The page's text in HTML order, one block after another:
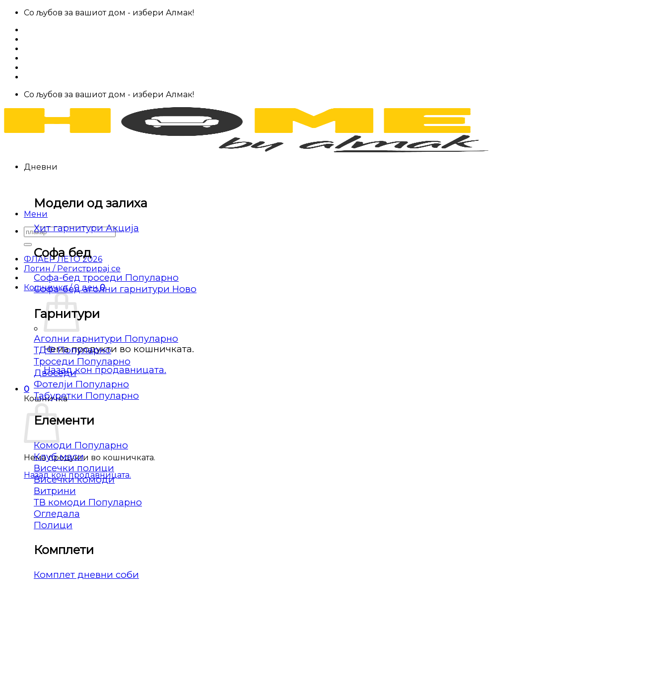
Skip
content
Со љубов за вашиот дом - избери Алмак!
Со љубов за вашиот дом - избери Алмак!
Мени
Барај
за:
ФЛАЕР ЛЕТО 2026
Логин / Регистрирај се
Кошничка /0 ден 0
Нема продукти во кошничката.
Назад кон продавницата.
0
Кошничка
Нема продукти во кошничката.
Назад кон продавницата.
Дневни
Модели од залиха
Хит гарнитури
Софа бед
Софа-бед троседи
Софа-бед аголни гарнитури
Гарнитури
Аголни гарнитури
ТДФ
Троседи
Двоседи
Фотелји
Табуретки
Елементи
Комоди
Клуб маси
Висечки полици
Висечки комоди
Витрини
ТВ комоди
Огледала
Полици
Комплети
Комплет дневни соби